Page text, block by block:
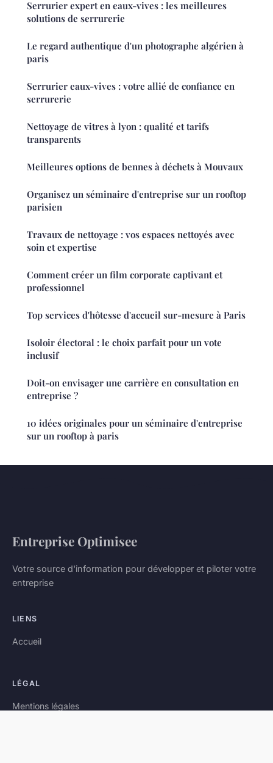
Serrurier expert en eaux-vives : les meilleures
solutions de serrurerie
Le regard authentique d'un photographe algérien à
paris
Serrurier eaux-vives : votre allié de confiance en
serrurerie
Nettoyage de vitres à lyon : qualité et tarifs
transparents
Meilleures options de bennes à déchets à Mouvaux
Organisez un séminaire d'entreprise sur un rooftop
parisien
Travaux de nettoyage : vos espaces nettoyés avec
soin et expertise
Comment créer un film corporate captivant et
professionnel
Top services d'hôtesse d'accueil sur-mesure à Paris
Isoloir électoral : le choix parfait pour un vote
inclusif
Doit-on envisager une carrière en consultation en
entreprise ?
10 idées originales pour un séminaire d'entreprise
sur un rooftop à paris
Entreprise Optimisee
Votre source d'information pour développer et piloter votre
entreprise
LIENS
Accueil
LÉGAL
Mentions légales